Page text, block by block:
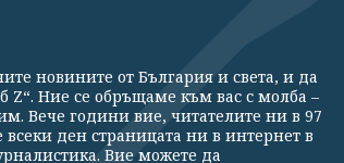
новините от България и света, и да
Z“. Ние се обръщаме към вас с молба –
Вече години вие, читателите ни в 97
ден страницата ни в интернет в
Вие можете да